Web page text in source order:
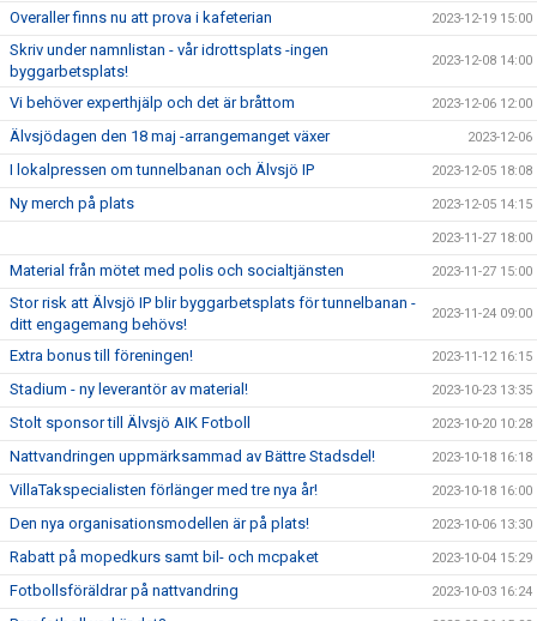
Overaller finns nu att prova i kafeterian 2023-12-19 15:00
Skriv under namnlistan - vår idrottsplats -ingen
byggarbetsplats!
2023-12-08 14:00
Vi behöver experthjälp och det är bråttom 2023-12-06 12:00
Älvsjödagen den 18 maj -arrangemanget växer 2023-12-06
I lokalpressen om tunnelbanan och Älvsjö IP 2023-12-05 18:08
Ny merch på plats 2023-12-05 14:15
2023-11-27 18:00
Material från mötet med polis och socialtjänsten 2023-11-27 15:00
Stor risk att Älvsjö IP blir byggarbetsplats för tunnelbanan -
ditt engagemang behövs!
2023-11-24 09:00
Extra bonus till föreningen! 2023-11-12 16:15
Stadium - ny leverantör av material! 2023-10-23 13:35
Stolt sponsor till Älvsjö AIK Fotboll 2023-10-20 10:28
Nattvandringen uppmärksammad av Bättre Stadsdel! 2023-10-18 16:18
VillaTakspecialisten förlänger med tre nya år! 2023-10-18 16:00
Den nya organisationsmodellen är på plats! 2023-10-06 13:30
Rabatt på mopedkurs samt bil- och mcpaket 2023-10-04 15:29
Fotbollsföräldrar på nattvandring 2023-10-03 16:24